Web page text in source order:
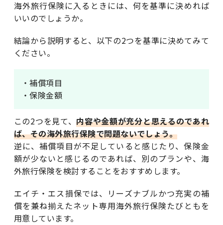
海外旅行保険に入るときには、何を基準に決めれば
いいのでしょうか。
結論から説明すると、以下の2つを基準に決めてみて
ください。
・補償項目
・保険金額
この2つを見て、内容や金額が充分と思えるのであれ
ば、その海外旅行保険で問題ないでしょう。
逆に、補償項目が不足していると感じたり、保険金
額が少ないと感じるのであれば、別のプランや、海
外旅行保険を検討することをおすすめします。
エイチ・エス損保では、リーズナブルかつ充実の補
償を兼ね揃えたネット専用海外旅行保険たびともを
用意しています。